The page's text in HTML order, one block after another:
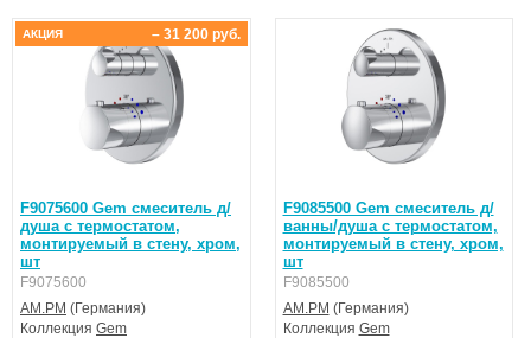
F9075600 Gem смеситель д/
душа с термостатом,
монтируемый в стену, хром,
шт
F9075600
AM.PM (Германия)
Коллекция Gem
– 31 200 руб.
АКЦИЯ
F9085500 Gem смеситель д/
ванны/душа с термостатом,
монтируемый в стену, хром,
шт
F9085500
AM.PM (Германия)
Коллекция Gem